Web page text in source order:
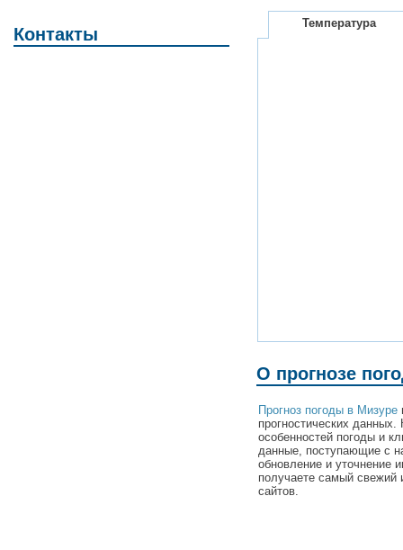
Контакты
Температура
О прогнозе
Прогноз погоды в Мизуре
прогностических
особенностей погоды и
данные, поступающие с
обновление и уточнение
получаете самый свежий
сайтов.